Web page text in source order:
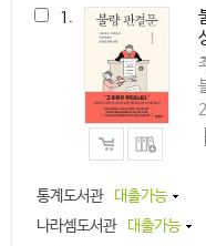
1.
통계도서관
대출가능
나라셈도서관
대출가능